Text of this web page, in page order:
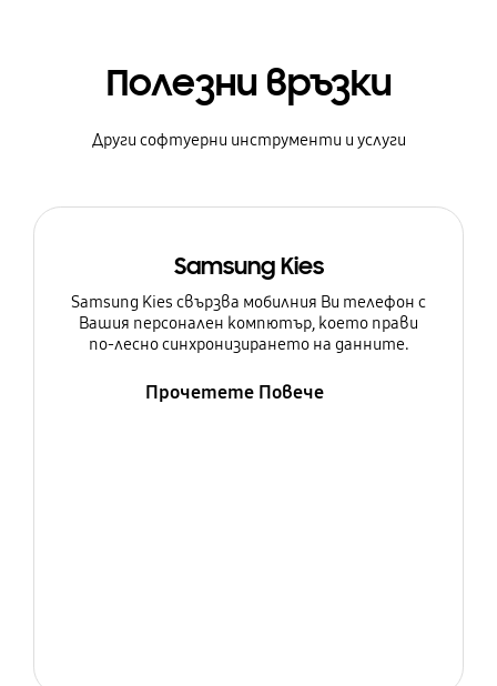
Полезни връзки
Други софтуерни инструменти и услуги
Samsung Kies
Samsung Kies свързва мобилния Ви телефон с
Вашия персонален компютър, което прави
по-лесно синхронизирането на данните.
Прочетете Повече